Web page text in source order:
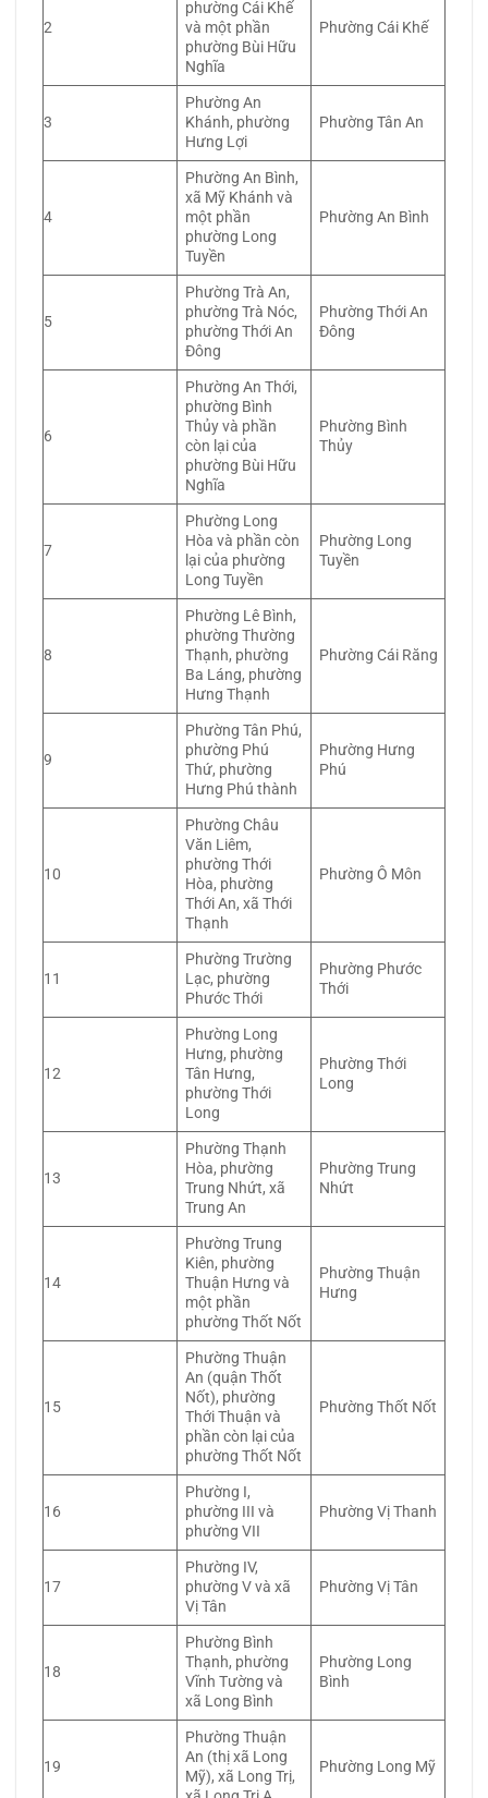
2
phường Cái Khế
và một phần
phường Bùi Hữu
Nghĩa
Phường Cái Khế
3
Phường An
Khánh, phường
Hưng Lợi
Phường Tân An
4
Phường An Bình,
xã Mỹ Khánh và
một phần
phường Long
Tuyền
Phường An Bình
5
Phường Trà An,
phường Trà Nóc,
phường Thới An
Đông
Phường Thới An
Đông
6
Phường An Thới,
phường Bình
Thủy và phần
còn lại của
phường Bùi Hữu
Nghĩa
Phường Bình
Thủy
7
Phường Long
Hòa và phần còn
lại của phường
Long Tuyền
Phường Long
Tuyền
8
Phường Lê Bình,
phường Thường
Thạnh, phường
Ba Láng, phường
Hưng Thạnh
Phường Cái Răng
9
Phường Tân Phú,
phường Phú
Thứ, phường
Hưng Phú thành
Phường Hưng
Phú
10
Phường Châu
Văn Liêm,
phường Thới
Hòa, phường
Thới An, xã Thới
Thạnh
Phường Ô Môn
11
Phường Trường
Lạc, phường
Phước Thới
Phường Phước
Thới
12
Phường Long
Hưng, phường
Tân Hưng,
phường Thới
Long
Phường Thới
Long
13
Phường Thạnh
Hòa, phường
Trung Nhứt, xã
Trung An
Phường Trung
Nhứt
14
Phường Trung
Kiên, phường
Thuận Hưng và
một phần
phường Thốt Nốt
Phường Thuận
Hưng
15
Phường Thuận
An (quận Thốt
Nốt), phường
Thới Thuận và
phần còn lại của
phường Thốt Nốt
Phường Thốt Nốt
16
Phường I,
phường III và
phường VII
Phường Vị Thanh
17
Phường IV,
phường V và xã
Vị Tân
Phường Vị Tân
18
Phường Bình
Thạnh, phường
Vĩnh Tường và
xã Long Bình
Phường Long
Bình
19
Phường Thuận
An (thị xã Long
Mỹ), xã Long Trị,
Phường Long Mỹ